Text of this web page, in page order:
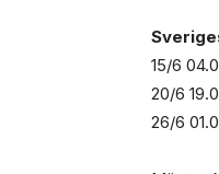
15/6
20/6
26/6